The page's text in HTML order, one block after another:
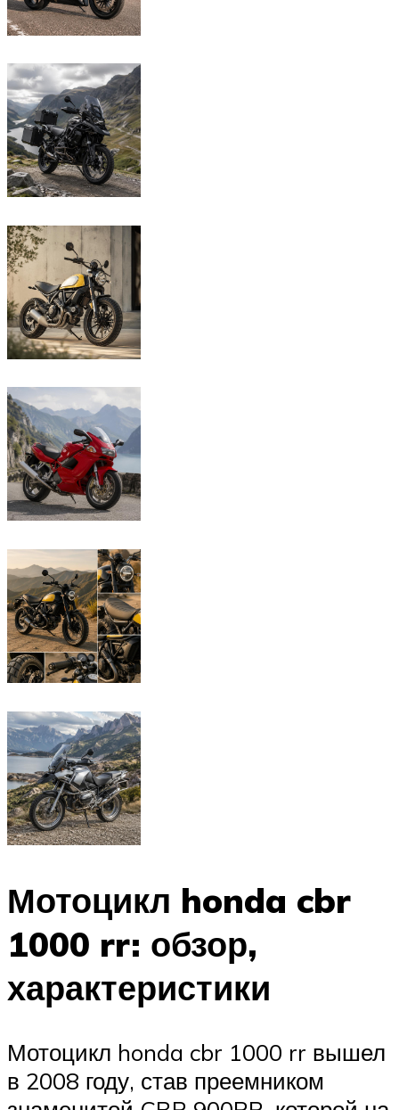
Мотоцикл honda cbr
1000 rr: обзор,
характеристики
Мотоцикл honda cbr 1000 rr вышел
в 2008 году, став преемником